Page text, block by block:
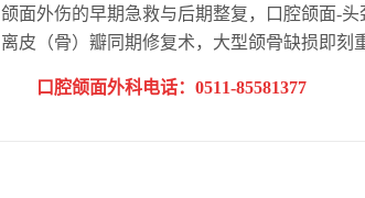
颌面外伤的早期急救与后期整复，口腔颌面-
离皮（骨）瓣同期修复术，大型颌骨缺损即刻
口腔颌面外科电话：0511-85581377